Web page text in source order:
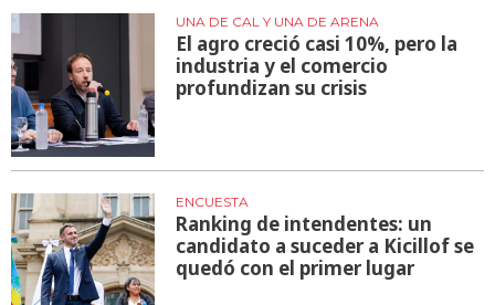
UNA DE CAL Y UNA DE ARENA
El agro creció casi 10%, pero la
industria y el comercio
profundizan su crisis
ENCUESTA
Ranking de intendentes: un
candidato a suceder a Kicillof se
quedó con el primer lugar